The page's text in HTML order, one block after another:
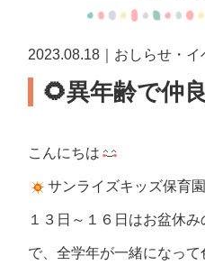
2023.08.18｜おしらせ・イ
🌻異年齢で仲
こんにちは
サンライズキッズ保育
１３日～１６日はお盆休
で、全学年が一緒になっ